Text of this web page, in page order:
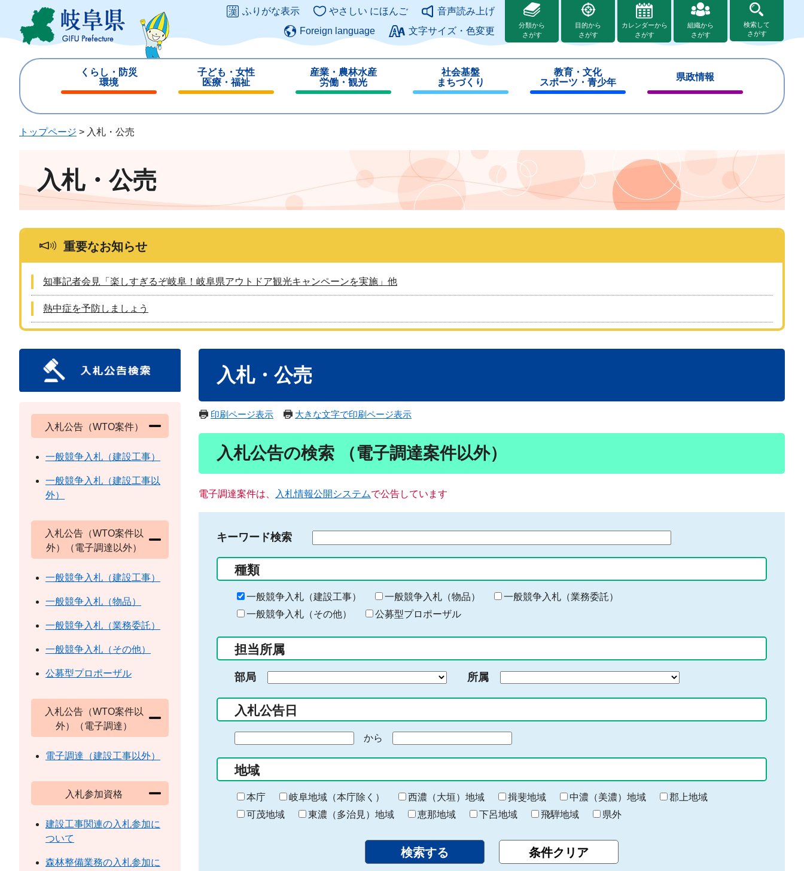
ジ
ュ
このページの本文へ
ふりがな表示 やさしい にほんご
音声読み上げ
Foreign language
文字サイズ・色変更
分類から
さがす
目的から
さがす
カレンダーから
さがす
組織から
さがす
検索して
さがす
くらし・防災
環境
じ
子ども・女性
医療・福祉
じ
産業・農林水産
労働・観光
じ
社会基盤
まちづくり
じ
教育・文化
スポーツ・青少年
じ
県政情報
じ
トップページ > 入札・公売
入札・公売
重要なお知らせ
知事記者会見「楽しすぎるぞ岐阜！岐阜県アウトドア観光キャンペーンを実施」他
熱中症を予防しましょう
入札・公売
印刷ページ表示 大きな文字で印刷ページ表示
入札公告の検索 （電子調達案件以外）
電子調達案件は、 入札情報公開システムで公告しています
キーワード検索
る
キ
ー
ー
入
力
種類
一般競争入札（建設工事） 一般競争入札（物品）
一般競争入札（業務委託）
一般競争入札（その他）
公募型プロポーザル
担当所属
部局 所属
入札公告日
の
始
ま
り
から
終
わ
り
地域
本庁 岐阜地域（本庁除く） 西濃（大垣）地域 揖斐地域 中濃（美濃）地域
郡上地域
可茂地域
東濃（多治見）地域 恵那地域 下呂地域 飛騨地域 県外
入札公告（WTO案件）
一般競争入札（建設工事）
一般競争入札（建設工事以
外）
入札公告（WTO案件以
外）（電子調達以外）
一般競争入札（建設工事）
一般競争入札（物品）
一般競争入札（業務委託）
一般競争入札（その他）
公募型プロポーザル
入札公告（WTO案件以
外）（電子調達）
電子調達（建設工事以外）
入札参加資格
建設工事関連の入札参加に
ついて
森林整備業務の入札参加に